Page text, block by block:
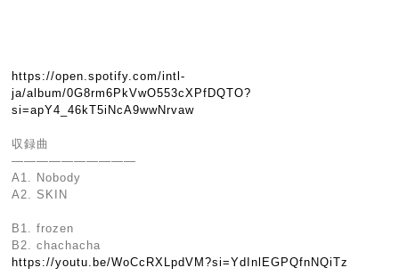
https://open.spotify.com/intl-
ja/album/0G8rm6PkVwO553cXPfDQTO?
si=apY4_46kT5iNcA9wwNrvaw
収録曲
――――――――――
A1. Nobody
A2. SKIN
B1. frozen
B2. chachacha
https://youtu.be/WoCcRXLpdVM?si=YdInlEGPQfnNQiTz